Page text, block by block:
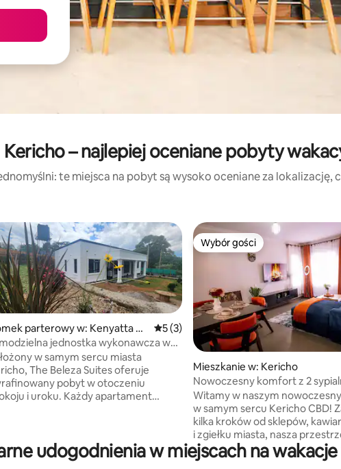
Kericho – najlepiej oceniane pobyty
te miejsca na pobyt są wysoko oceniane za lokalizację,
na 5, liczba recenzji: 16
parterowy w: Kenyatta Ro
Średnia ocena: 5 na 5, liczba recenzji: 3
5 (3)
jednostka wykonawcza w
Kericho
w samym sercu miasta
The Beleza Suites oferuje
pobyt w otoczeniu
i uroku. Każdy apartament
akcentem. Wyjdź na
do pięknie utrzymanego
Wybór gości
Wybór gości
Mieszkanie w: Kericho
Nowoczesny komfort z 2
w samym sercu Kericho.
Witamy w naszym
w samym sercu Kericho CBD!
kilka kroków od sklepów,
i zgiełku miasta, nasza
jasna, przewiewna i
z myślą o komforcie – pomyśl
udogodnienia w miejscach na